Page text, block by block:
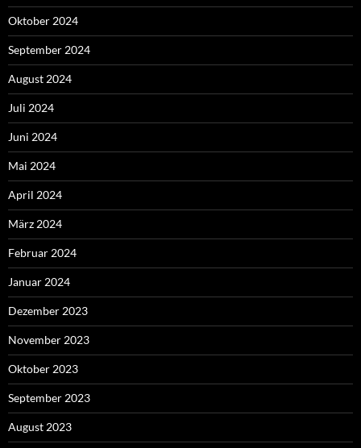
Oktober 2024
September 2024
August 2024
Juli 2024
Juni 2024
Mai 2024
April 2024
März 2024
Februar 2024
Januar 2024
Dezember 2023
November 2023
Oktober 2023
September 2023
August 2023